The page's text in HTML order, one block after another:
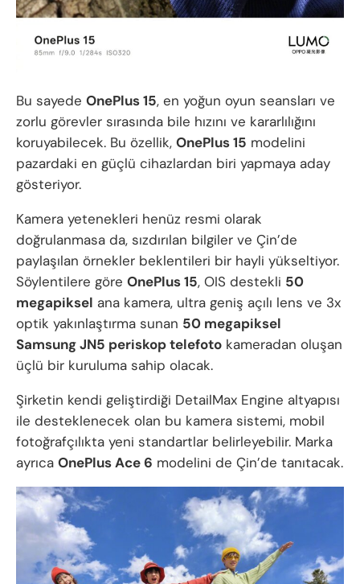
Bu sayede OnePlus 15, en yoğun oyun seansları ve
zorlu görevler sırasında bile hızını ve kararlılığını
koruyabilecek. Bu özellik, OnePlus 15 modelini
pazardaki en güçlü cihazlardan biri yapmaya aday
gösteriyor.
Kamera yetenekleri henüz resmi olarak
doğrulanmasa da, sızdırılan bilgiler ve Çin’de
paylaşılan örnekler beklentileri bir hayli yükseltiyor.
Söylentilere göre OnePlus 15, OIS destekli 50
megapiksel ana kamera, ultra geniş açılı lens ve 3x
optik yakınlaştırma sunan 50 megapiksel
Samsung JN5 periskop telefoto kameradan oluşan
üçlü bir kuruluma sahip olacak.
Şirketin kendi geliştirdiği DetailMax Engine altyapısı
ile desteklenecek olan bu kamera sistemi, mobil
fotoğrafçılıkta yeni standartlar belirleyebilir. Marka
ayrıca OnePlus Ace 6 modelini de Çin’de tanıtacak.